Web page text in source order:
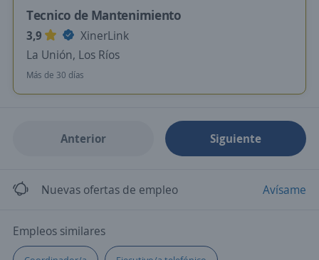
Tecnico de Mantenimiento
3,9
XinerLink
La Unión, Los Ríos
Más de 30 días
Anterior Siguiente
Nuevas ofertas de empleo Avísame
Empleos similares